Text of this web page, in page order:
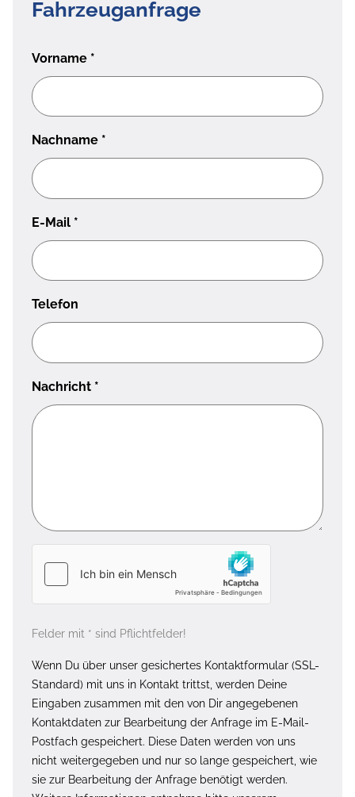
Fahrzeuganfrage
Vorname *
Nachname *
E-Mail *
Telefon
Nachricht *
Felder mit * sind Pflichtfelder!
Wenn Du über unser gesichertes Kontaktformular (SSL-
Standard) mit uns in Kontakt trittst, werden Deine
Eingaben zusammen mit den von Dir angegebenen
Kontaktdaten zur Bearbeitung der Anfrage im E-Mail-
Postfach gespeichert. Diese Daten werden von uns
nicht weitergegeben und nur so lange gespeichert, wie
sie zur Bearbeitung der Anfrage benötigt werden.